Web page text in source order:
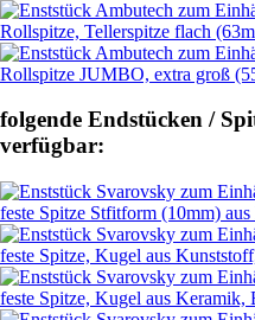
Rollspitze, Tellerspitze flach
Rollspitze JUMBO, extra groß
folgende Endstücken /
verfügbar:
feste Spitze Stfitform (10mm)
feste Spitze, Kugel aus
feste Spitze, Kugel aus Keramik,